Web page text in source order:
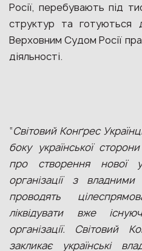
Росії, перебувають під
структур та готуються
Верховним Судом Росії
діяльності.
“Світовий Конґрес
боку української
про створення нової
організації з владними
проводять
ліквідувати вже
організації. Світовий
закликає українські